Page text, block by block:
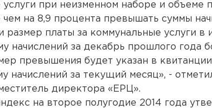
при неизменном наборе и объеме
на 8,9 процента превышать суммы
размер платы за коммунальные услуги в
начислений за декабрь прошлого года
превышения будет указан в
начислений за текущий месяц», -
директора «ЕРЦ».
на второе полугодие 2014 года